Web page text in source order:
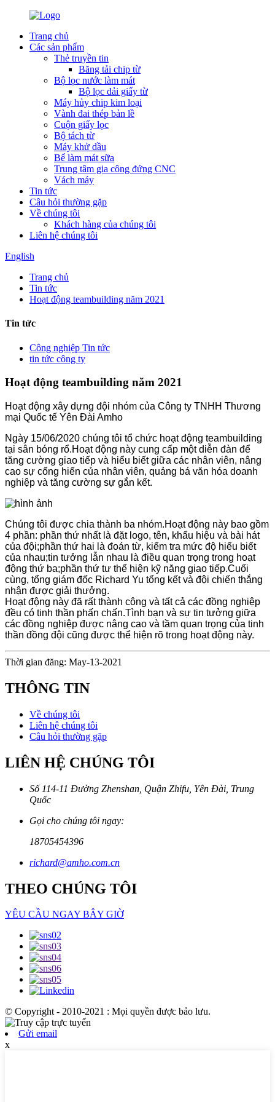
Trang chủ
Các sản phẩm
Thẻ truyền tin
Băng tải chip từ
Bộ lọc nước làm mát
Bộ lọc dải giấy từ
Máy hủy chip kim loại
Vành đai thép bản lề
Cuộn giấy lọc
Bộ tách từ
Máy khử dầu
Bể làm mát sữa
Trung tâm gia công đứng CNC
Vách máy
Tin tức
Câu hỏi thường gặp
Về chúng tôi
Khách hàng của chúng tôi
Liên hệ chúng tôi
English
Trang chủ
Tin tức
Hoạt động teambuilding năm 2021
Tin tức
Công nghiệp Tin tức
tin tức công ty
Hoạt động teambuilding năm 2021
Hoạt động xây dựng đội nhóm của Công ty TNHH Thương
mại Quốc tế Yên Đài Amho
Ngày 15/06/2020 chúng tôi tổ chức hoạt động teambuilding
tại sân bóng rổ.Hoạt động này cung cấp một diễn đàn để
tăng cường giao tiếp và hiểu biết giữa các nhân viên, nâng
cao sự cống hiến của nhân viên, quảng bá văn hóa doanh
nghiệp và tăng cường sự gắn kết.
Chúng tôi được chia thành ba nhóm.Hoạt động này bao gồm
4 phần: phần thứ nhất là đặt logo, tên, khẩu hiệu và bài hát
của đội;phần thứ hai là đoán từ, kiểm tra mức độ hiểu biết
của nhau;tin tưởng lẫn nhau là điều quan trọng trong hoạt
động thứ ba;phần thứ tư thể hiện kỹ năng giao tiếp.Cuối
cùng, tổng giám đốc Richard Yu tổng kết và đội chiến thắng
nhận được giải thưởng.
Hoạt động này đã rất thành công và tất cả các đồng nghiệp
đều có tinh thần phấn chấn.Tình bạn và sự tin tưởng giữa
các đồng nghiệp được nâng cao và tầm quan trọng của tinh
thần đồng đội cũng được thể hiện rõ trong hoạt động này.
Thời gian đăng: May-13-2021
THÔNG TIN
Về chúng tôi
Liên hệ chúng tôi
Câu hỏi thường gặp
LIÊN HỆ CHÚNG TÔI
Số 114-11 Đường Zhenshan, Quận Zhifu, Yên Đài, Trung
Quốc
Gọi cho chúng tôi ngay:
18705454396
richard@amho.com.cn
THEO CHÚNG TÔI
YÊU CẦU NGAY BÂY GIỜ
© Copyright - 2010-2021 : Mọi quyền được bảo lưu.
Gửi email
x